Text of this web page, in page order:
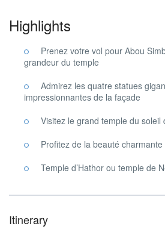
Highlights
Prenez votre vol pour Abou
grandeur du temple
Admirez les quatre statues
impressionnantes de la façade
Visitez le grand temple du soleil
Profitez de la beauté
Temple d’Hathor ou temple de
Itinerary